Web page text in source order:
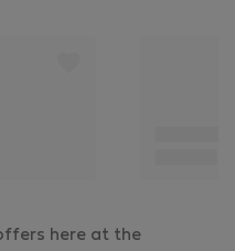
here at the